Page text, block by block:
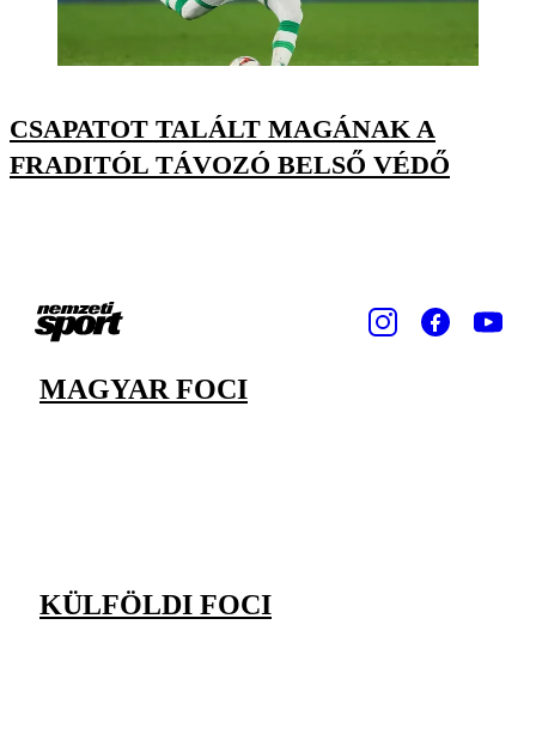
CSAPATOT TALÁLT MAGÁNAK A
FRADITÓL TÁVOZÓ BELSŐ VÉDŐ
MAGYAR FOCI
KÜLFÖLDI FOCI